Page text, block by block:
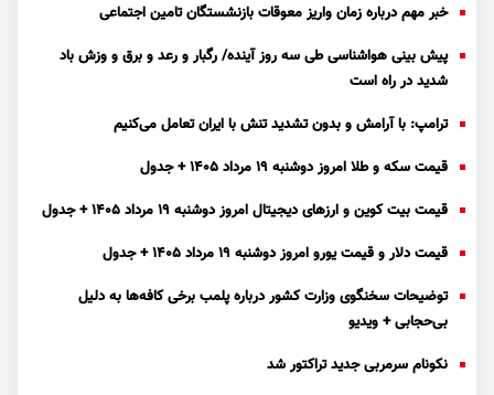
خبر مهم درباره زمان واریز معوقات بازنشستگان تامین اجتماعی
پیش بینی هواشناسی طی سه روز آینده/ رگبار و رعد و برق و وزش باد
شدید در راه است
ترامپ: با آرامش و بدون تشدید تنش با ایران تعامل می‌کنیم
قیمت سکه و طلا امروز دوشنبه ۱۹ مرداد ۱۴۰۵ + جدول
قیمت بیت کوین و ارز‌های دیجیتال امروز دوشنبه ۱۹ مرداد ۱۴۰۵ + جدول
قیمت دلار و قیمت یورو امروز دوشنبه ۱۹ مرداد ۱۴۰۵ + جدول
توضیحات سخنگوی وزارت کشور درباره پلمب برخی کافه‌ها به دلیل
بی‌حجابی + ویدیو
نکونام سرمربی جدید تراکتور شد